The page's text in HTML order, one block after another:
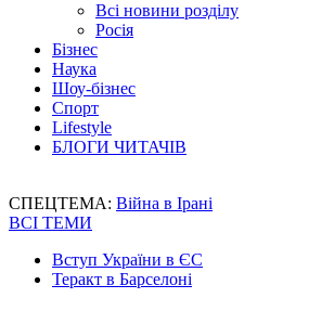
Всі новини розділу
Росія
Бізнес
Наука
Шоу-бізнес
Спорт
Lifestyle
БЛОГИ ЧИТАЧІВ
СПЕЦТЕМА: Війна в Ірані
ВСІ ТЕМИ
Вступ України в ЄС
Теракт в Барселоні